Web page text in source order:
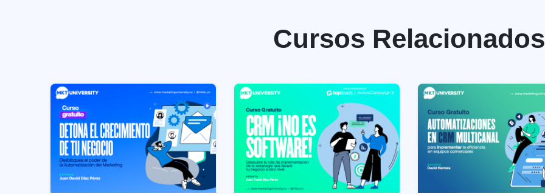
Cursos Relacionados